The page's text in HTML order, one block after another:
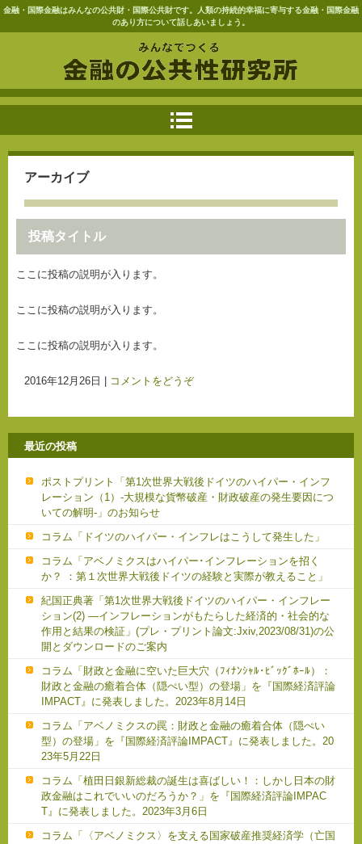
金融・国際金融はみんなの公共財・国際公共財です。人類の持続的幸福に寄与する金融・国際金融
のあり方について話しあいましょう。
アーカイブ
投稿タイトル
ここに投稿の説明が入ります。
ここに投稿の説明が入ります。
ここに投稿の説明が入ります。
2016年12月26日 コメントをどうぞ
最近の投稿
ポストプリント「第1次世界大戦後ドイツのハイパー・インフ
レーション（1）-大規模な貨幣破産・財政破産の発生要因につ
いての解明-」のお知らせ
コラム「ドイツのハイパー・インフレはこうして発生した」
コラム「アベノミクスはハイパー･インフレーションを招く
か？ ：第１次世界大戦後ドイツの経験と実際が教えること」
紀国正典著「第1次世界大戦後ドイツのハイパー・インフレー
ション(2) ―インフレーションがもたらした経済的・社会的な
作用と結果の検証」(プレ・プリント論文:Jxiv,2023/08/31)の公
開とダウンロードのご案内
コラム「財政と金融に空いた巨大穴（ﾌｨﾅﾝｼｬﾙ･ﾋﾞｯｸﾞﾎｰﾙ）：
財政と金融の癒着合体（隠ぺい型）の登場」を『国際経済評論
IMPACT』に発表しました。2023年8月14日
コラム「アベノミクスの罠：財政と金融の癒着合体（隠ぺい
型）の登場」を『国際経済評論IMPACT』に発表しました。20
23年5月22日
コラム「植田日銀新総裁の誕生は喜ばしい！：しかし日本の財
政金融はこれでいいのだろうか？」を『国際経済評論IMPAC
T』に発表しました。2023年3月6日
コラム「〈アベノミクス〉を支える国家破産推奨経済学（亡国